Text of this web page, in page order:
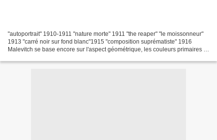
"autoportrait" 1910-1911 "nature morte" 1911 "the reaper" "le moissonneur"
1913 "carré noir sur fond blanc"1915 "composition suprématiste" 1916
Malevitch se base encore sur l'aspect géométrique, les couleurs primaires et